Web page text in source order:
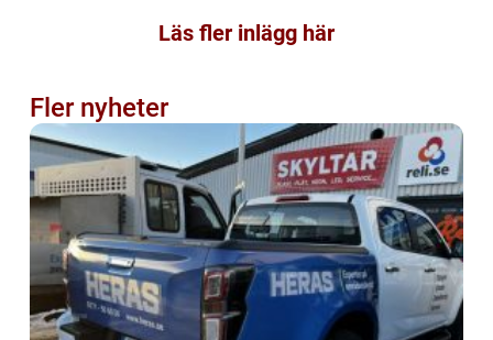
Läs fler inlägg här
Fler nyheter